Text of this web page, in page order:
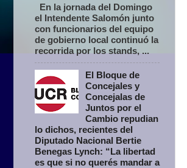
En la jornada del Domingo
el Intendente Salomón junto
con funcionarios del equipo
de gobierno local continuó la
recorrida por los stands, ...
El Bloque de
Concejales y
Concejalas de
Juntos por el
Cambio repudian
lo dichos, recientes del
Diputado Nacional Bertie
Benegas Lynch: “La libertad
es que si no querés mandar a